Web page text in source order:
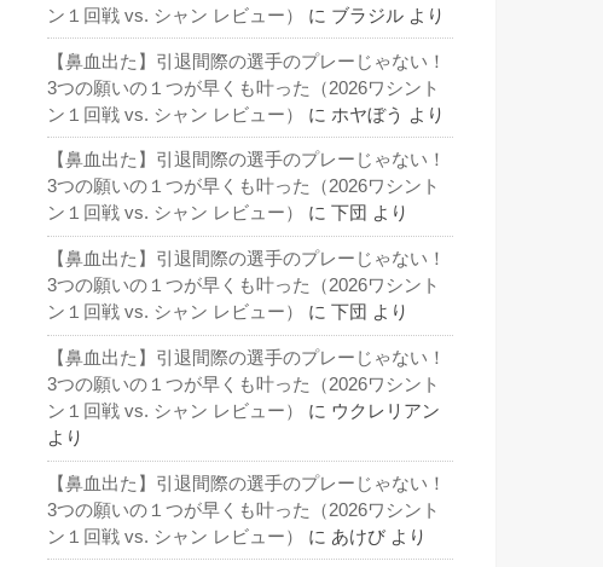
ン１回戦 vs. シャン レビュー）
に ブラジル より
【鼻血出た】引退間際の選手のプレーじゃない！
3つの願いの１つが早くも叶った（2026ワシント
ン１回戦 vs. シャン レビュー）
に ホヤぼう より
【鼻血出た】引退間際の選手のプレーじゃない！
3つの願いの１つが早くも叶った（2026ワシント
ン１回戦 vs. シャン レビュー）
に 下団 より
【鼻血出た】引退間際の選手のプレーじゃない！
3つの願いの１つが早くも叶った（2026ワシント
ン１回戦 vs. シャン レビュー）
に 下団 より
【鼻血出た】引退間際の選手のプレーじゃない！
3つの願いの１つが早くも叶った（2026ワシント
ン１回戦 vs. シャン レビュー）
に ウクレリアン
より
【鼻血出た】引退間際の選手のプレーじゃない！
3つの願いの１つが早くも叶った（2026ワシント
ン１回戦 vs. シャン レビュー）
に あけび より